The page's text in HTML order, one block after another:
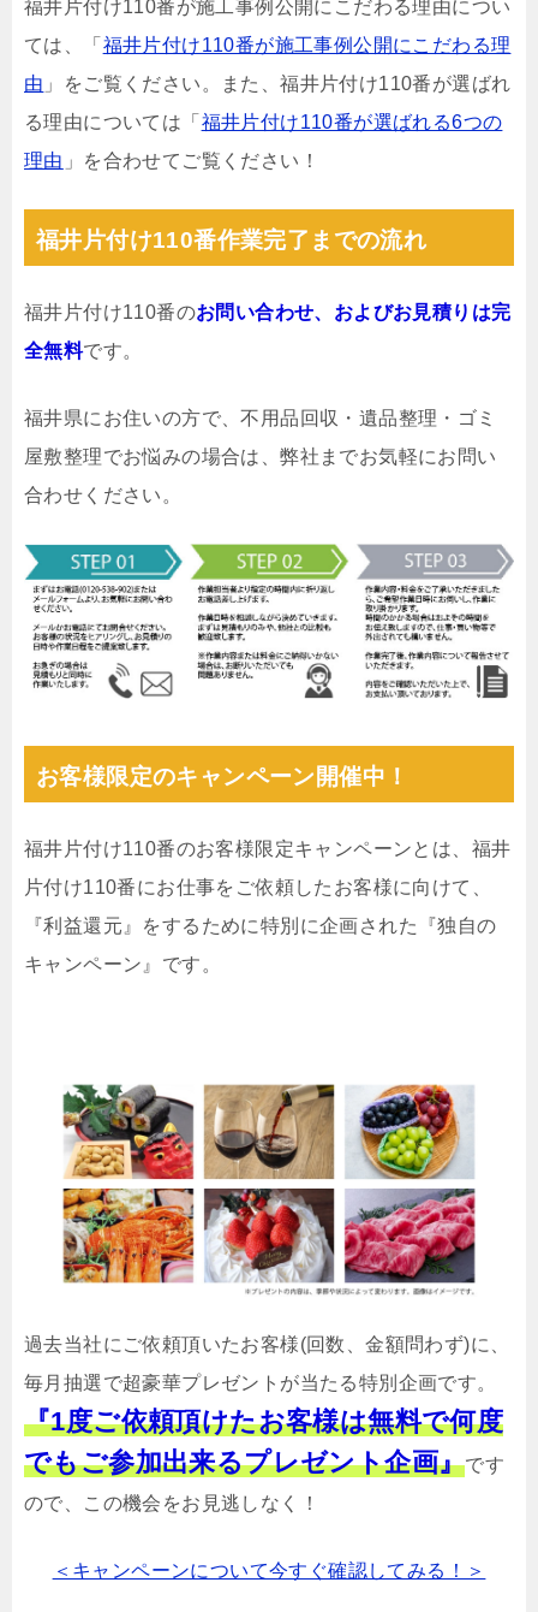
福井片付け110番が施工事例公開にこだわる理由につい
ては、「 福井片付け110番が施工事例公開にこだわる理
由 」をご覧ください。また、福井片付け110番が選ばれ
る理由については「 福井片付け110番が選ばれる6つの
理由 」を合わせてご覧ください！
福井片付け110番作業完了までの流れ
福井片付け110番のお問い合わせ、およびお見積りは完
全無料です。
福井県にお住いの方で、不用品回収・遺品整理・ゴミ
屋敷整理でお悩みの場合は、弊社までお気軽にお問い
合わせください。
お客様限定のキャンペーン開催中！
福井片付け110番のお客様限定キャンペーンとは、福井
片付け110番にお仕事をご依頼したお客様に向けて、
『利益還元』をするために特別に企画された『独自の
キャンペーン』です。
過去当社にご依頼頂いたお客様(回数、金額問わず)に、
毎月抽選で超豪華プレゼントが当たる特別企画です。
『1度ご依頼頂けたお客様は無料で何度
でもご参加出来るプレゼント企画』です
ので、この機会をお見逃しなく！
＜キャンペーンについて今すぐ確認してみる！＞